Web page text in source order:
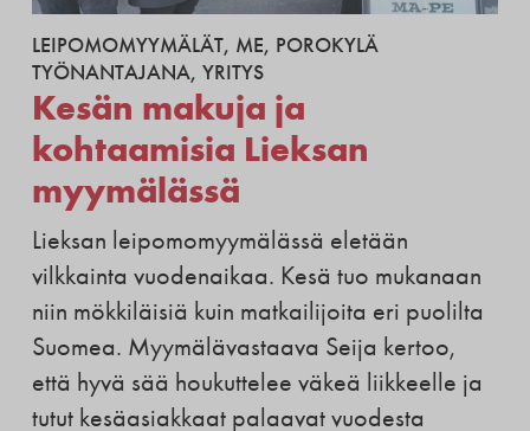
LEIPOMOMYYMÄLÄT, ME, POROKYLÄ
TYÖNANTAJANA, YRITYS
Kesän makuja ja
kohtaamisia Lieksan
myymälässä
Lieksan leipomomyymälässä eletään
vilkkainta vuodenaikaa. Kesä tuo mukanaan
niin mökkiläisiä kuin matkailijoita eri puolilta
Suomea. Myymälävastaava Seija kertoo,
että hyvä sää houkuttelee väkeä liikkeelle ja
tutut kesäasiakkaat palaavat vuodesta